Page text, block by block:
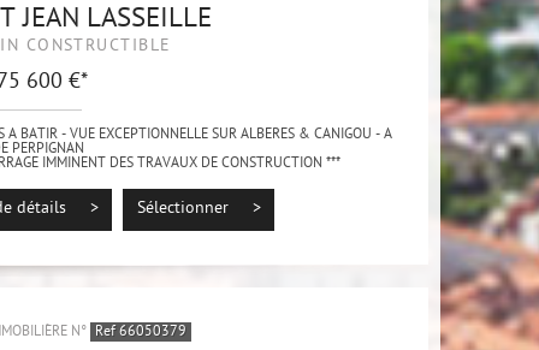
JEAN LASSEILLE
CONSTRUCTIBLE
600 €*
A BATIR - VUE EXCEPTIONNELLE SUR ALBERES & CANIGOU - A
PERPIGNAN
IMMINENT DES TRAVAUX DE CONSTRUCTION ***
la charmante commune de Saint-Jean-Lasseille, terrains à
une...
détails > Sélectionner >
N° Ref 66050379